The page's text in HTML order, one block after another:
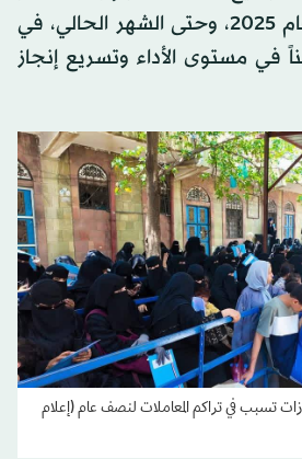
المتراكمة الخاصة بعام 2025، وحتى الشهر الحالي، في
مستوى الأداء وتسريع إنجاز
تسبب في تراكم المعاملات لنصف عام (إعلام